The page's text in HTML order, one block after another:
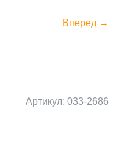
Вперед →
Артикул: 033-2686